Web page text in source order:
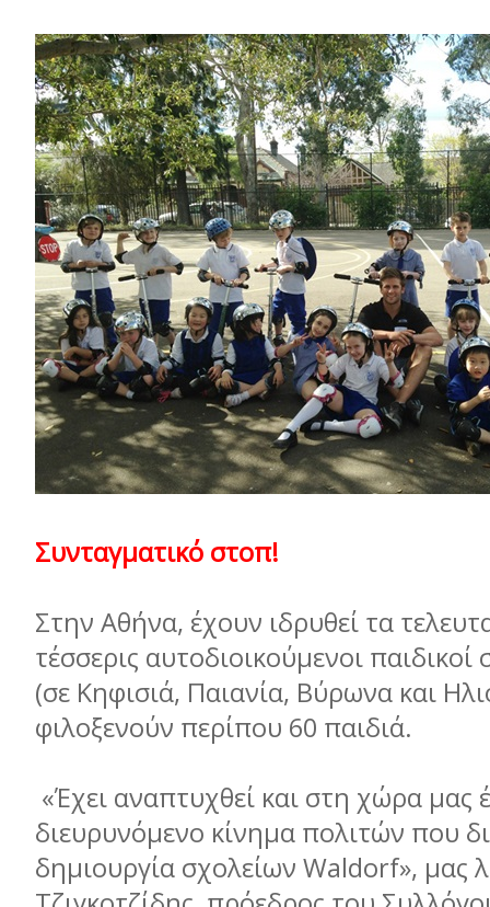
Συνταγµατικό στοπ!
Στην Αθήνα, έχουν ιδρυθεί τα
τέσσερις αυτοδιοικούµενοι
(σε Κηφισιά, Παιανία, Βύρωνα και
φιλοξενούν περίπου 60 παιδιά.
«Έχει αναπτυχθεί και στη χώρα µας
διευρυνόµενο κίνηµα πολιτών που
δηµιουργία σχολείων Waldorf», µας